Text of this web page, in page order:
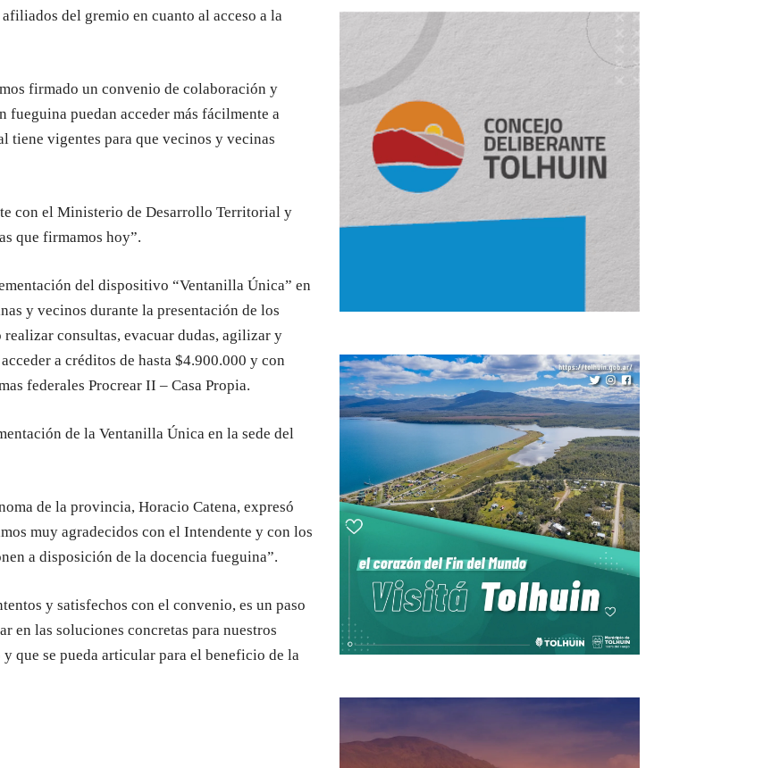
del gremio en cuanto al acceso a la
firmado un convenio de colaboración y
fueguina puedan acceder más fácilmente a
tiene vigentes para que vecinos y vecinas
con el Ministerio de Desarrollo Territorial y
que firmamos hoy”.
del dispositivo “Ventanilla Única” en
y vecinos durante la presentación de los
consultas, evacuar dudas, agilizar y
a créditos de hasta $4.900.000 y con
federales Procrear II – Casa Propia.
de la Ventanilla Única en la sede del
de la provincia, Horacio Catena, expresó
muy agradecidos con el Intendente y con los
a disposición de la docencia fueguina”.
y satisfechos con el convenio, es un paso
en las soluciones concretas para nuestros
que se pueda articular para el beneficio de la